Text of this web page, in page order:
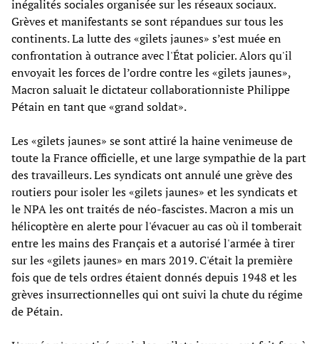
inégalités sociales organisée sur les réseaux sociaux.
Grèves et manifestants se sont répandues sur tous les
continents. La lutte des «gilets jaunes» s’est muée en
confrontation à outrance avec l'État policier. Alors qu'il
envoyait les forces de l’ordre contre les «gilets jaunes»,
Macron saluait le dictateur collaborationniste Philippe
Pétain en tant que «grand soldat».
Les «gilets jaunes» se sont attiré la haine venimeuse de
toute la France officielle, et une large sympathie de la part
des travailleurs. Les syndicats ont annulé une grève des
routiers pour isoler les «gilets jaunes» et les syndicats et
le NPA les ont traités de néo-fascistes. Macron a mis un
hélicoptère en alerte pour l'évacuer au cas où il tomberait
entre les mains des Français et a autorisé l'armée à tirer
sur les «gilets jaunes» en mars 2019. C'était la première
fois que de tels ordres étaient donnés depuis 1948 et les
grèves insurrectionnelles qui ont suivi la chute du régime
de Pétain.